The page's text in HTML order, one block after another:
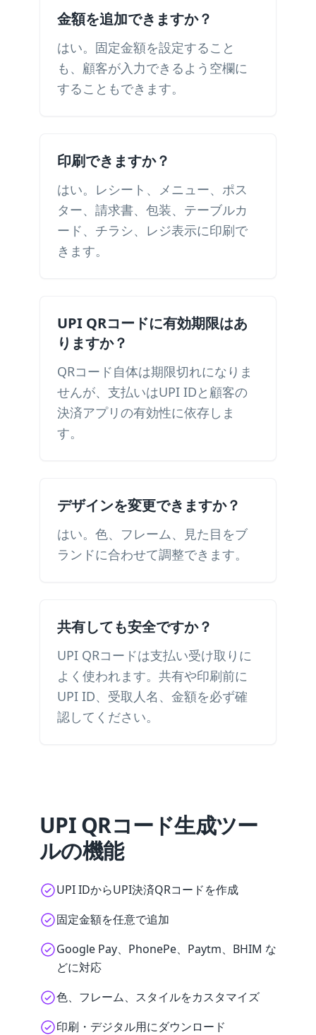
金額を追加できますか？
はい。固定金額を設定すること
も、顧客が入力できるよう空欄に
することもできます。
印刷できますか？
はい。レシート、メニュー、ポス
ター、請求書、包装、テーブルカ
ード、チラシ、レジ表示に印刷で
きます。
UPI QRコードに有効期限はあ
りますか？
QRコード自体は期限切れになりま
せんが、支払いはUPI IDと顧客の
決済アプリの有効性に依存しま
す。
デザインを変更できますか？
はい。色、フレーム、見た目をブ
ランドに合わせて調整できます。
共有しても安全ですか？
UPI QRコードは支払い受け取りに
よく使われます。共有や印刷前に
UPI ID、受取人名、金額を必ず確
認してください。
UPI QRコード生成ツー
ルの機能
UPI IDからUPI決済QRコードを作成
固定金額を任意で追加
Google Pay、PhonePe、Paytm、BHIM な
どに対応
色、フレーム、スタイルをカスタマイズ
印刷・デジタル用にダウンロード